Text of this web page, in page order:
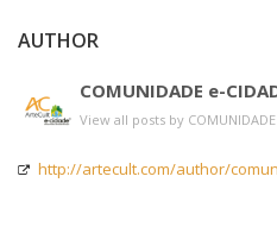
AUTHOR
COMUNIDADE e-
View all posts by
http://artecult.com/author/